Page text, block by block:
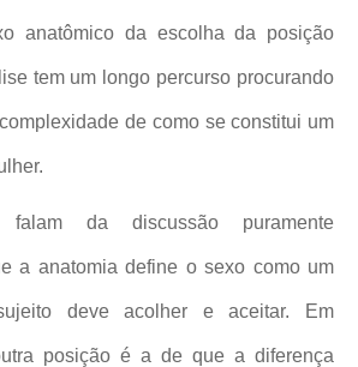
anatômico da escolha da posição
tem um longo percurso procurando
de como se constitui um
falam da discussão puramente
a anatomia define o sexo como um
deve acolher e aceitar. Em
posição é a de que a diferença